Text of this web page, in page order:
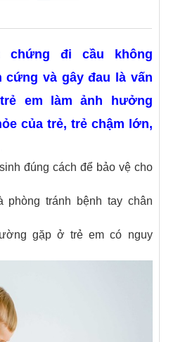
chứng đi cầu không
cứng và gây đau là vấn
em làm ảnh hưởng
của trẻ, trẻ chậm lớn,
đúng cách để bảo vệ cho
phòng tránh bệnh tay chân
gặp ở trẻ em có nguy